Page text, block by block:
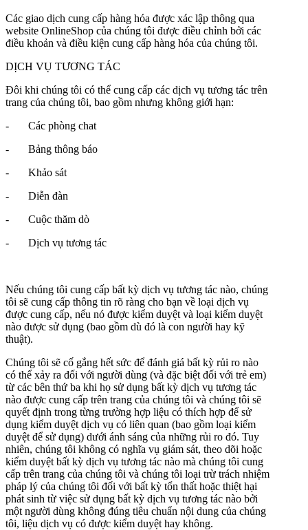
Các giao dịch cung cấp hàng hóa được xác lập thông qua
website OnlineShop của chúng tôi được điều chỉnh bởi các
điều khoản và điều kiện cung cấp hàng hóa của chúng tôi.
DỊCH VỤ TƯƠNG TÁC
Đôi khi chúng tôi có thể cung cấp các dịch vụ tương tác trên
trang của chúng tôi, bao gồm nhưng không giới hạn:
- Các phòng chat
- Bảng thông báo
- Khảo sát
- Diễn đàn
- Cuộc thăm dò
- Dịch vụ tương tác
Nếu chúng tôi cung cấp bất kỳ dịch vụ tương tác nào, chúng
tôi sẽ cung cấp thông tin rõ ràng cho bạn về loại dịch vụ
được cung cấp, nếu nó được kiểm duyệt và loại kiểm duyệt
nào được sử dụng (bao gồm dù đó là con người hay kỹ
thuật).
Chúng tôi sẽ cố gắng hết sức để đánh giá bất kỳ rủi ro nào
có thể xảy ra đối với người dùng (và đặc biệt đối với trẻ em)
từ các bên thứ ba khi họ sử dụng bất kỳ dịch vụ tương tác
nào được cung cấp trên trang của chúng tôi và chúng tôi sẽ
quyết định trong từng trường hợp liệu có thích hợp để sử
dụng kiểm duyệt dịch vụ có liên quan (bao gồm loại kiểm
duyệt để sử dụng) dưới ánh sáng của những rủi ro đó. Tuy
nhiên, chúng tôi không có nghĩa vụ giám sát, theo dõi hoặc
kiểm duyệt bất kỳ dịch vụ tương tác nào mà chúng tôi cung
cấp trên trang của chúng tôi và chúng tôi loại trừ trách nhiệm
pháp lý của chúng tôi đối với bất kỳ tổn thất hoặc thiệt hại
phát sinh từ việc sử dụng bất kỳ dịch vụ tương tác nào bởi
một người dùng không đúng tiêu chuẩn nội dung của chúng
tôi, liệu dịch vụ có được kiểm duyệt hay không.